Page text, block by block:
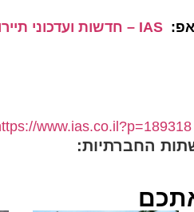
IAS – חדשות ועדכוני תיירות מהארץ ומהעולם
https://
החברתיות: